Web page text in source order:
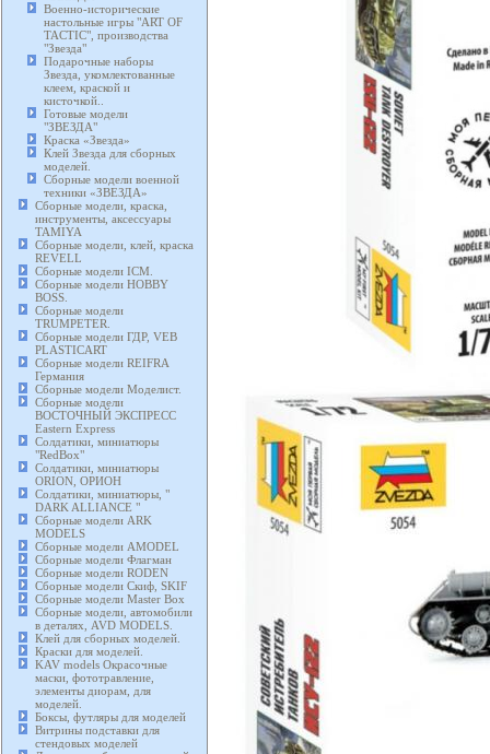
Военно-исторические
настольные игры "ART OF
TACTIC", производства
"Звезда"
Подарочные наборы
Звезда, укомлектованные
клеем, краской и
кисточкой..
Готовые модели
"ЗВЕЗДА"
Краска «Звезда»
Клей Звезда для сборных
моделей.
Сборные модели военной
техники «ЗВЕЗДА»
Сборные модели, краска,
инструменты, аксессуары
TAMIYA
Сборные модели, клей, краска
REVELL
Сборные модели ICM.
Сборные модели HOBBY
BOSS.
Сборные модели
TRUMPETER.
Сборные модели ГДР, VEB
PLASTICART
Сборные модели REIFRA
Германия
Сборные модели Моделист.
Сборные модели
ВОСТОЧНЫЙ ЭКСПРЕСС
Eastern Express
Солдатики, миниатюры
"RedBox"
Солдатики, миниатюры
ORION, ОРИОН
Солдатики, миниатюры, "
DARK ALLIANCE "
Сборные модели ARK
MODELS
Сборные модели AMODEL
Сборные модели Флагман
Сборные модели RODEN
Сборные модели Скиф, SKIF
Сборные модели Master Box
Сборные модели, автомобили
в деталях, AVD MODELS.
Клей для сборных моделей.
Краски для моделей.
KAV models Окрасочные
маски, фототравление,
элементы диорам, для
моделей.
Боксы, футляры для моделей
Витрины подставки для
стендовых моделей